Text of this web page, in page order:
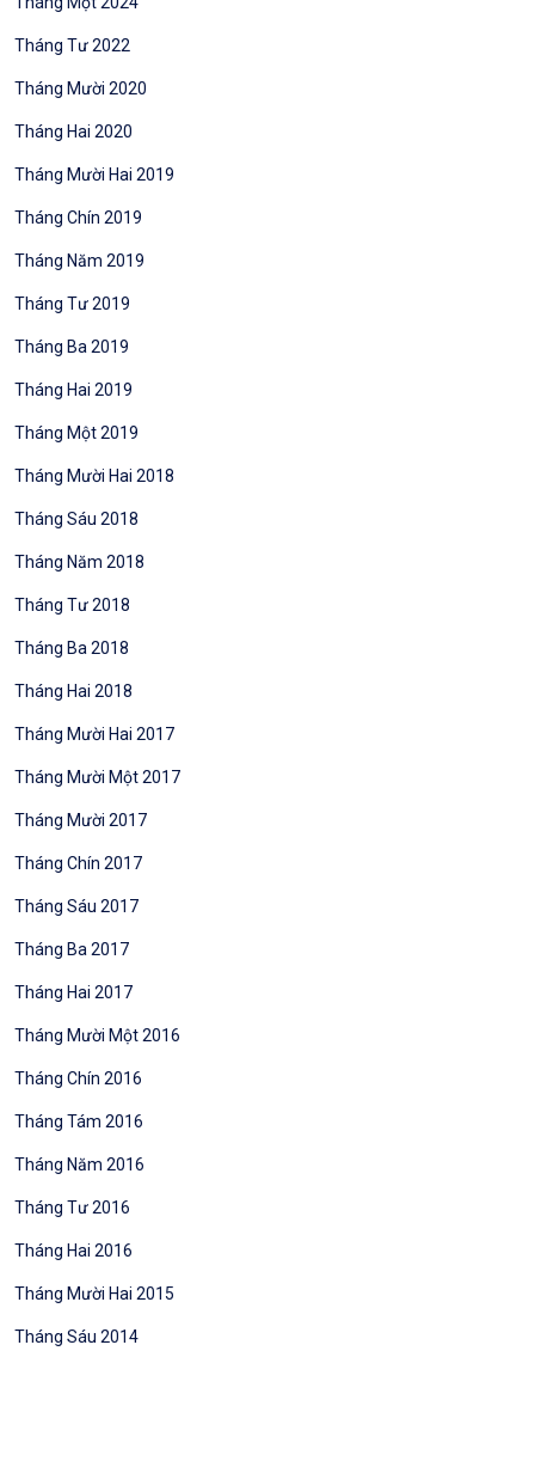
Tháng Tư 2022
Tháng Mười 2020
Tháng Hai 2020
Tháng Mười Hai 2019
Tháng Chín 2019
Tháng Năm 2019
Tháng Tư 2019
Tháng Ba 2019
Tháng Hai 2019
Tháng Một 2019
Tháng Mười Hai 2018
Tháng Sáu 2018
Tháng Năm 2018
Tháng Tư 2018
Tháng Ba 2018
Tháng Hai 2018
Tháng Mười Hai 2017
Tháng Mười Một 2017
Tháng Mười 2017
Tháng Chín 2017
Tháng Sáu 2017
Tháng Ba 2017
Tháng Hai 2017
Tháng Mười Một 2016
Tháng Chín 2016
Tháng Tám 2016
Tháng Năm 2016
Tháng Tư 2016
Tháng Hai 2016
Tháng Mười Hai 2015
Tháng Sáu 2014